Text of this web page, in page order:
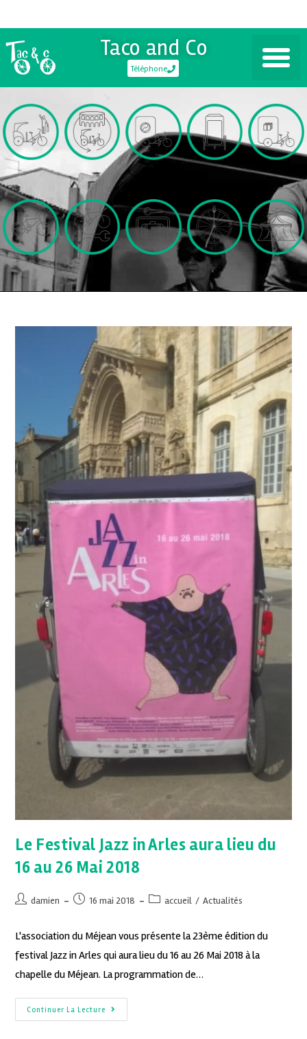
Taco and Co
Téléphone
Le Festival Jazz in Arles aura lieu du
16 au 26 Mai 2018
damien 16 mai 2018 accueil / Actualités
L'association du Méjean vous présente la 23ème édition du
festival Jazz in Arles qui aura lieu du 16 au 26 Mai 2018 à la
chapelle du Méjean. La programmation de…
Continuer La Lecture